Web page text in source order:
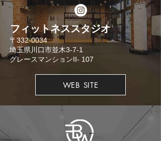
​フィットネススタジオ
​〒332-0034
埼玉県川口市並木3-7-1
​グレースマンションII- 107
WEB SITE